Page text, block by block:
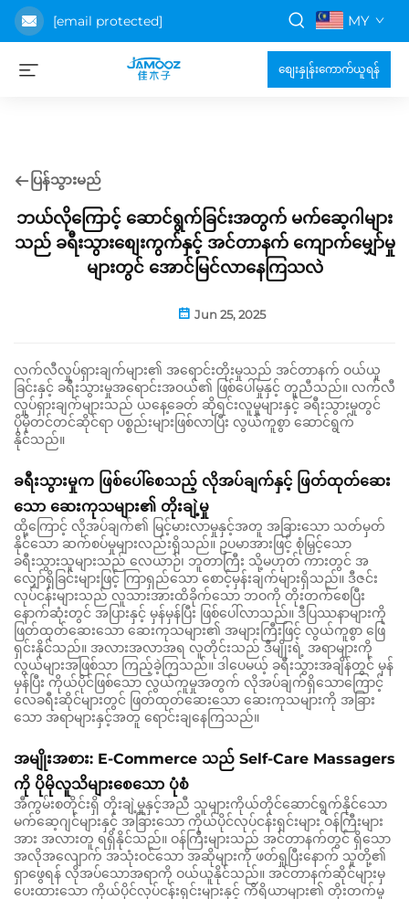
[email protected] MY
စျေးနှုန်းကောက်ယူရန်
ပြန်သွားမည်
ဘယ်လိုကြောင့် ဆောင်ရွက်ခြင်းအတွက် မက်ဆေ့ဂါများ
သည် ခရီးသွားစျေးကွက်နှင့် အင်တာနက် ကျောက်မျှော်မှု
များတွင် အောင်မြင်လာနေကြသလဲ
Jun 25, 2025
လက်လီလှုပ်ရှားချက်များ၏ အရောင်းတိုးမှုသည် အင်တာနက် ဝယ်ယူ
ခြင်းနှင့် ခရီးသွားမှုအရောင်းအဝယ်၏ ဖြစ်ပေါ်မှုနှင့် တူညီသည်။ လက်လီ
လှုပ်ရှားချက်များသည် ယနေ့ခေတ် ဆိုရင်းလူမှုများနှင့် ခရီးသွားမှုတွင်
ပိုမိုတင်တင်ဆိုင်ရာ ပစ္စည်းများဖြစ်လာပြီး လွယ်ကူစွာ ဆောင်ရွက်
နိုင်သည်။
ခရီးသွားမှုက ဖြစ်ပေါ်စေသည့် လိုအပ်ချက်နှင့် ဖြတ်ထုတ်ဆေး
သော ဆေးကုသများ၏ တိုးချဲ့မှု
ထို့ကြောင့် လိုအပ်ချက်၏ မြင့်မားလာမှုနှင့်အတူ အခြားသော သတ်မှတ်
နိုင်သော ဆက်စပ်မှုများလည်းရှိသည်။ ဥပမာအားဖြင့် စုံမြှင့်သော
ခရီးသွားသူများသည် လေယာဉ်၊ ဘူတာကြီး သို့မဟုတ် ကားတွင် အ
လျှော်ရှိခြင်းများဖြင့် ကြာရှည်သော စောင့်မှန်းချက်များရှိသည်။ ဒီဇင်း
လုပ်ငန်းများသည် လူသားအားထိခိုက်သော ဘဝကို တိုးတက်စေပြီး
နောက်ဆုံးတွင် အပြားနှင့် မှန်မှန်ပြီး ဖြစ်ပေါ်လာသည်။ ဒီပြဿနာများကို
ဖြတ်ထုတ်ဆေးသော ဆေးကုသများ၏ အများကြီးဖြင့် လွယ်ကူစွာ ဖြေ
ရှင်းနိုင်သည်။ အလားအလာအရ လူတိုင်းသည် ဒီမျိုးရဲ့ အရာများကို
လွယ်များအဖြစ်သာ ကြည့်ခဲ့ကြသည်။ ဒါပေမယ့် ခရီးသွားအချိန်တွင် မှန်
မှန်ပြီး ကိုယ်ပိုင်ဖြစ်သော လွယ်ကူမှုအတွက် လိုအပ်ချက်ရှိသောကြောင့်
လေခရီးဆိုင်များတွင် ဖြတ်ထုတ်ဆေးသော ဆေးကုသများကို အခြား
သော အရာများနှင့်အတူ ရောင်းချနေကြသည်။
အမျိုးအစား: E-Commerce သည် Self-Care Massagers
ကို ပိုမိုလူသိများစေသော ပုံစံ
အီကွမ်းစတိုင်းရှိ တိုးချဲ့မှုနှင့်အညီ သူများကိုယ်တိုင်ဆောင်ရွက်နိုင်သော
မက်ဆေ့ဂျင်များနှင့် အခြားသော ကိုယ်ပိုင်လုပ်ငန်းရှင်းများ ဝန်ကြီးများ
အား အလားတူ ရရှိနိုင်သည်။ ဝန်ကြီးများသည် အင်တာနက်တွင် ရှိသော
အလိုအလျောက် အသုံးဝင်သော အဆိုများကို ဖတ်ရှုပြီးနောက် သူတို့၏
ရှာဖွေရန် လိုအပ်သောအရာကို ဝယ်ယူနိုင်သည်။ အင်တာနက်ဆိုင်များမှ
ပေးထားသော ကိုယ်ပိုင်လုပ်ငန်းရှင်းများနှင့် ကိရိယာများ၏ တိုးတက်မှု